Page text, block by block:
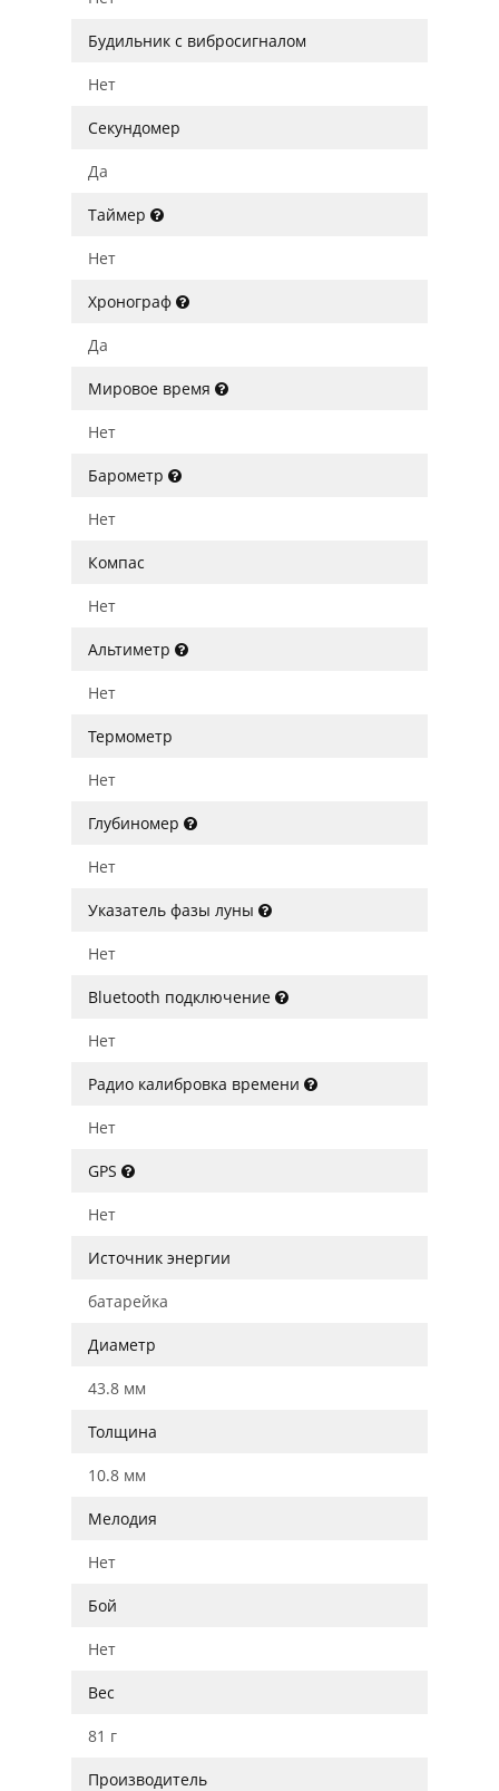
Будильник с вибросигналом
Нет
Секундомер
Да
Таймер
Нет
Хронограф
Да
Мировое время
Нет
Барометр
Нет
Компас
Нет
Альтиметр
Нет
Термометр
Нет
Глубиномер
Нет
Указатель фазы луны
Нет
Bluetooth подключение
Нет
Радио калибровка времени
Нет
GPS
Нет
Источник энергии
батарейка
Диаметр
43.8 мм
Толщина
10.8 мм
Мелодия
Нет
Бой
Нет
Вес
81 г
Производитель